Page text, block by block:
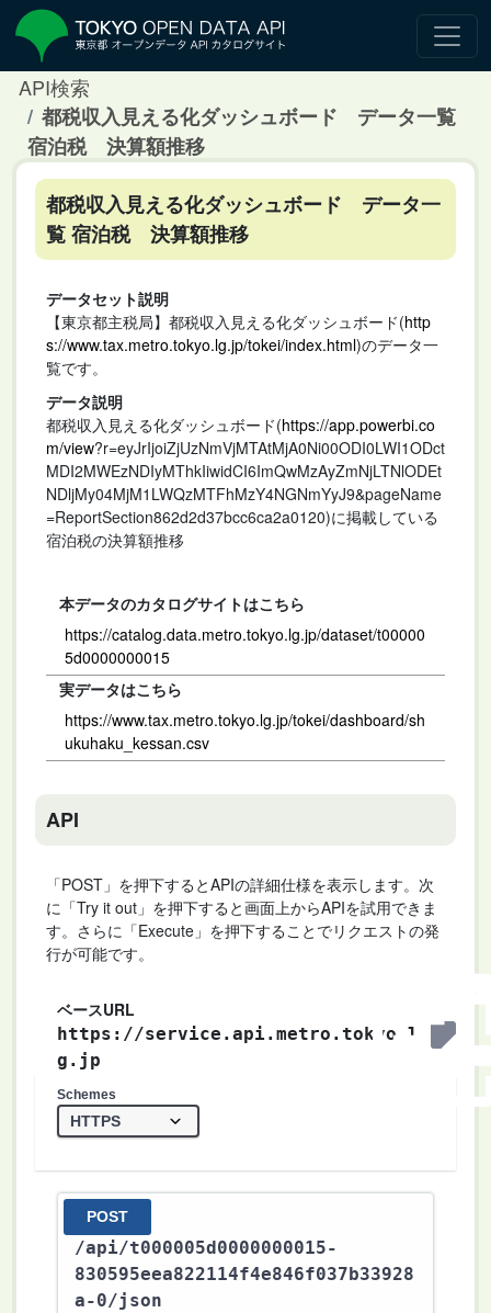
API検索
都税収入見える化ダッシュボード データ一覧
宿泊税 決算額推移
都税収入見える化ダッシュボード データ一
覧 宿泊税 決算額推移
データセット説明
【東京都主税局】都税収入見える化ダッシュボード(http
s://www.tax.metro.tokyo.lg.jp/tokei/index.html)のデータ一
覧です。
データ説明
都税収入見える化ダッシュボード(https://app.powerbi.co
m/view?r=eyJrIjoiZjUzNmVjMTAtMjA0Ni00ODI0LWI1ODct
MDI2MWEzNDIyMThkIiwidCI6ImQwMzAyZmNjLTNlODEt
NDljMy04MjM1LWQzMTFhMzY4NGNmYyJ9&pageName
=ReportSection862d2d37bcc6ca2a0120)に掲載している
宿泊税の決算額推移
本データのカタログサイトはこちら
https://catalog.data.metro.tokyo.lg.jp/dataset/t00000
5d0000000015
実データはこちら
https://www.tax.metro.tokyo.lg.jp/tokei/dashboard/sh
ukuhaku_kessan.csv
API
「POST」を押下するとAPIの詳細仕様を表示します。次
に「Try it out」を押下すると画面上からAPIを試用できま
す。さらに「Execute」を押下することでリクエストの発
行が可能です。
ベースURL
https://service.api.metro.tokyo.l
g.jp
Schemes
POST
/api/t000005d0000000015-
830595eea822114f4e846f037b33928
a-0/json